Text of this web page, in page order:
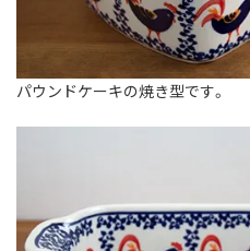
パウンドケーキの焼き型です。